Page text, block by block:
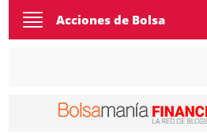
Toggle
navigation
Acciones de Bolsa